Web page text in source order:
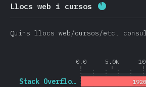
Llocs web i cursos
Quins llocs web/cursos/etc.
0.0 5.0k
Stack Overflo…